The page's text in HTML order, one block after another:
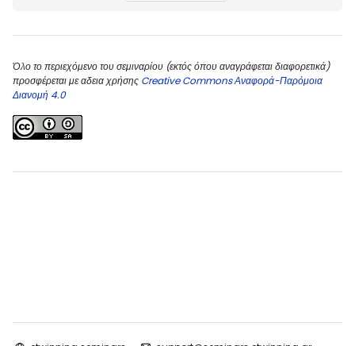
Όλο το περιεχόμενο του σεμιναρίου (εκτός όπου αναγράφεται διαφορετικά)
προσφέρεται με αδεια χρήσης Creative Commons Αναφορά-Παρόμοια
Διανομή 4.0